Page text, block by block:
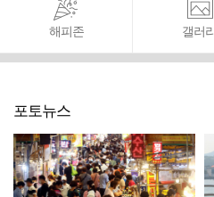
해피존 갤러리
포토뉴스